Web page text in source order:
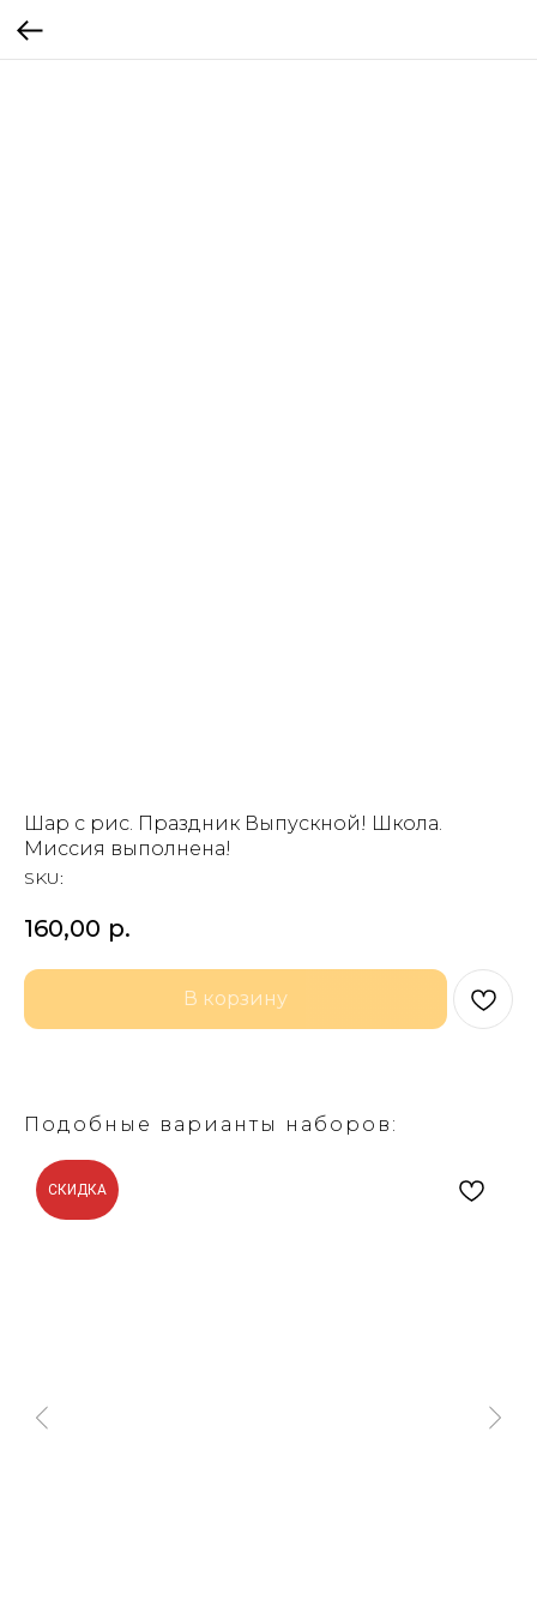
Шар с рис. Праздник Выпускной! Школа.
Миссия выполнена!
SKU:
160,00 р.
В корзину
Подобные варианты наборов:
СКИДКА